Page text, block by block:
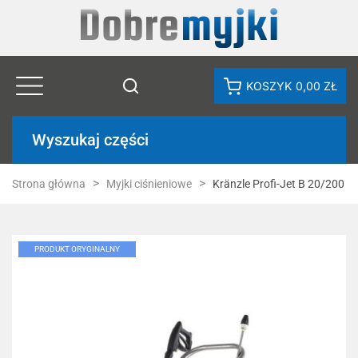
KOSZYK 0,00 ZŁ
Wyszukaj części
Strona główna Myjki ciśnieniowe Kränzle Profi-Jet B 20/200
PRODUKT ORYGINALNY